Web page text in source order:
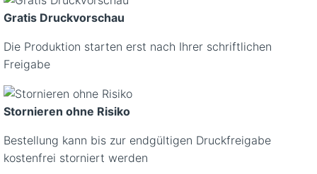
Gratis Druckvorschau
Die Produktion starten erst nach Ihrer schriftlichen
Freigabe
Stornieren ohne Risiko
Bestellung kann bis zur endgültigen Druckfreigabe
kostenfrei storniert werden